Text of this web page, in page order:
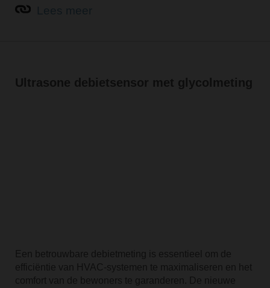
Ultrasone debietsensor met glycolmeting
Een betrouwbare debietmeting is essentieel om de
efficiëntie van HVAC-systemen te maximaliseren en het
comfort van de bewoners te garanderen. De nieuwe